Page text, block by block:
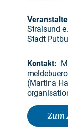
Stralsund
Stadt
Kontakt:
(Martina
Zum